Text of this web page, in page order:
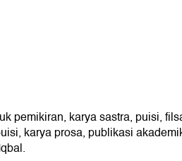
pemikiran, karya sastra, puisi,
karya prosa, publikasi